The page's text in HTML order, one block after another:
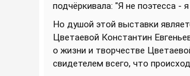
подчёркивала: "Я не поэтесса -
Но душой этой выставки
Цветаевой Константин
о жизни и творчестве
свидетелем всего, что